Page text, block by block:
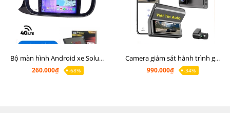
Bộ màn hình Android xe Soluto, mặt dưỡng lắp màn hình Soluto kèm rắc zin
260.000₫
-68%
Camera giám sát hành trình ghi hình 2 mắt Q8 Pro độ phân giải 2K +1080P
990.000₫
-34%